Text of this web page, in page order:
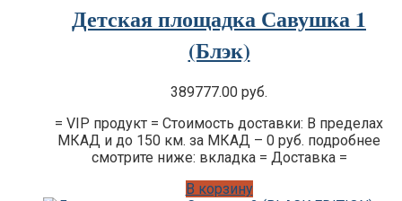
Премиум
Детские площадки для дачи IgraGrad
Клубный домик
Детские площадки для дачи Perfetto
Детские площадки Савушка Тусун
Детские площадки для дачи Лес Чудес
Детская площадка Савушка 1
(Блэк)
389777.00 руб.
= VIP продукт = Стоимость доставки: В пределах
МКАД и до 150 км. за МКАД – 0 руб. подробнее
смотрите ниже: вкладка = Доставка =
В корзину